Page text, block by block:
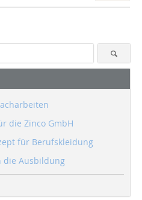
die Zinco GmbH
für Berufskleidung
die Ausbildung